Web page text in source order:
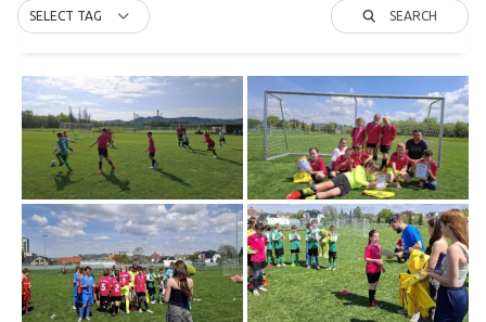
SELECT TAG SEARCH